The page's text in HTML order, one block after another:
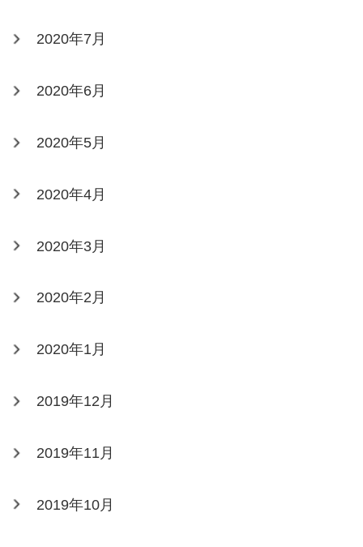
2020年7月
2020年6月
2020年5月
2020年4月
2020年3月
2020年2月
2020年1月
2019年12月
2019年11月
2019年10月